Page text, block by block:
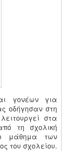
γονέων για
οδήγησαν στη
στα
τη σχολική
μάθημα των
του σχολείου.